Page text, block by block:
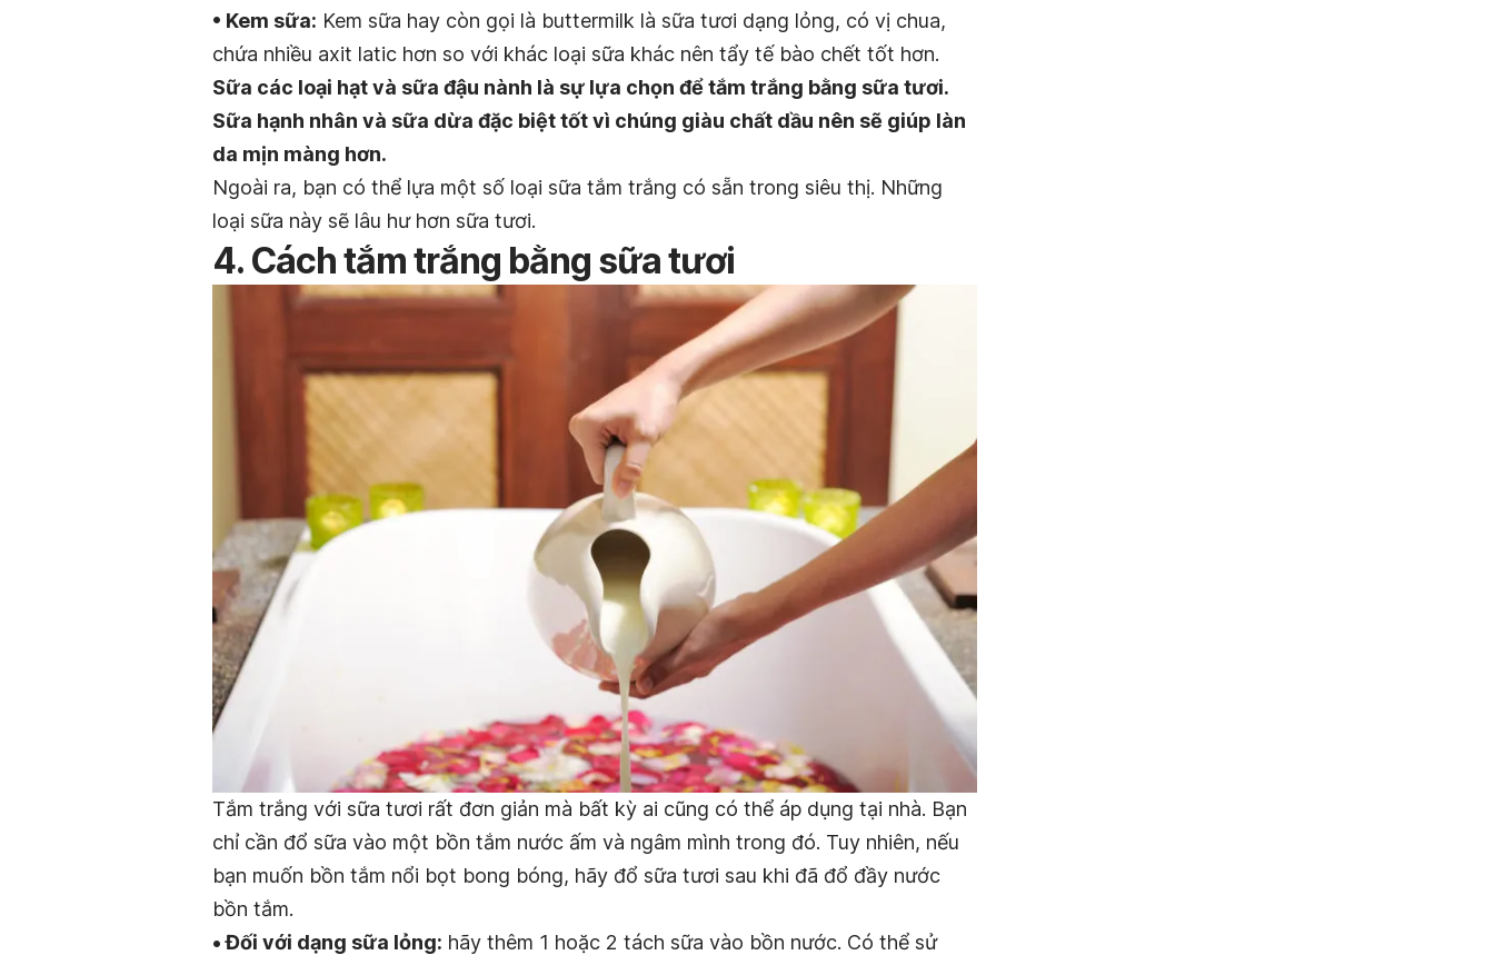
• Kem sữa: Kem sữa hay còn gọi là buttermilk là sữa tươi dạng lỏng, có vị chua,
chứa nhiều axit latic hơn so với khác loại sữa khác nên tẩy tế bào chết tốt hơn.
Sữa các loại hạt và sữa đậu nành là sự lựa chọn để tắm trắng bằng sữa tươi.
Sữa hạnh nhân và sữa dừa đặc biệt tốt vì chúng giàu chất dầu nên sẽ giúp làn
da mịn màng hơn.
Ngoài ra, bạn có thể lựa một số loại sữa tắm trắng có sẵn trong siêu thị. Những
loại sữa này sẽ lâu hư hơn sữa tươi.
4. Cách tắm trắng bằng sữa tươi
Tắm trắng với sữa tươi rất đơn giản mà bất kỳ ai cũng có thể áp dụng tại nhà. Bạn
chỉ cần đổ sữa vào một bồn tắm nước ấm và ngâm mình trong đó. Tuy nhiên, nếu
bạn muốn bồn tắm nổi bọt bong bóng, hãy đổ sữa tươi sau khi đã đổ đầy nước
bồn tắm.
• Đối với dạng sữa lỏng: hãy thêm 1 hoặc 2 tách sữa vào bồn nước. Có thể sử